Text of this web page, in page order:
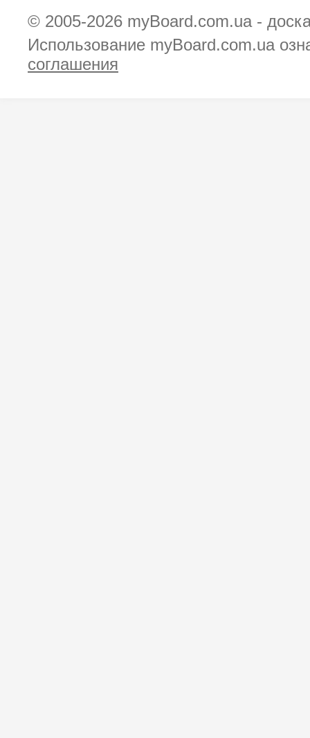
© 2005-2026 myBoard.com.ua -
Использование myBoard.com.ua
соглашения